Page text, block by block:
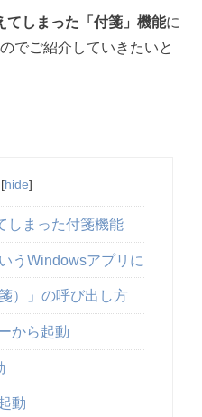
しまった「付箋」機能に
でご紹介していきたいと
[hide]
しまった付箋機能
うWindowsアプリに
）」の呼び出し方
から起動
動